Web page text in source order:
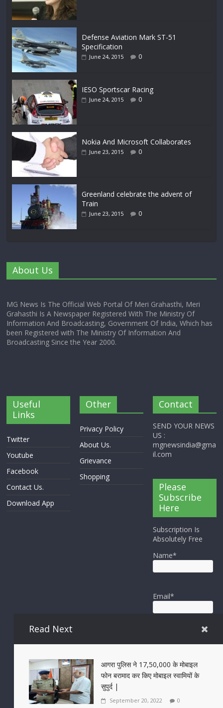
Defense Aviation Mark ST-51
Specification
June 24, 2015 0
IESO Sportscar Racing
June 24, 2015 0
Nokia And Microsoft Collaborates
June 23, 2015 0
Greenland celebrate the advent of
Train
June 23, 2015 0
About Us
MG News Is The Official Web Portal Of Meri Grahasthi, Meri
Grahasthi Is A Newspaper Registered With The Ministry Of
Information And Broadcasting, Government Of India, Which has
been Registered with The Ministry Of Information And
Broadcasting Since the Year 2000.
Useful
Links
Twitter
Youtube
Facebook
Contact Us.
Download App
Other
Privacy Policy
About Us.
Grievance
Shopping
Contact
SEND YOUR NEWS
US :
mgnewsindia@gma
il.com
Please
Subscribe
Here
Subscription Is
Absolutely Free
Name*
Email*
Read Next
आगरा पुलिस ने 17,50,000 के मोबाइल
फोन बरामाद कर किए मोबाइल स्वामियों के
सुपुर्द |
September 20, 2022 0